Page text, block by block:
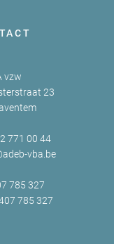
vzw
23
771 00 44
vba.be
785 327
785 327